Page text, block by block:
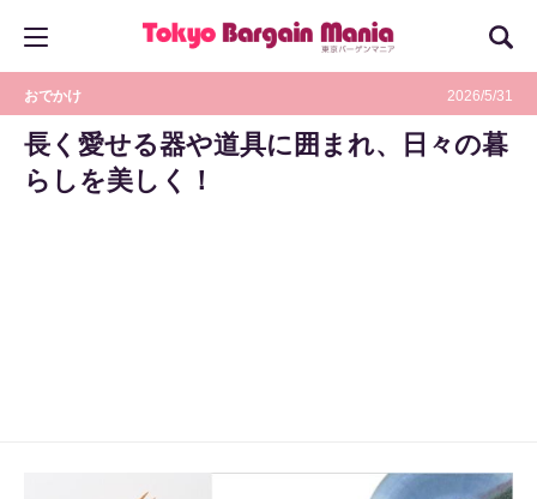
おでかけ 2026/5/31
長く愛せる器や道具に囲まれ、日々の暮
らしを美しく！